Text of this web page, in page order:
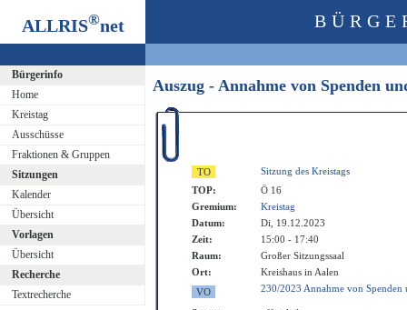
ALLRIS®net
Bürgerinfo
Home
Kreistag
Ausschüsse
Fraktionen & Gruppen
Sitzungen
Kalender
Übersicht
Vorlagen
Übersicht
Recherche
Textrecherche
Auszug - Annahme von Spenden
Sitzung des Kreistags
TOP:
Ö 16
Gremium:
Kreistag
Datum:
Di, 19.12.2023
Zeit:
15:00 - 17:40
Raum:
Großer Sitzungssaal
Ort:
Kreishaus in Aalen
230/2023 Annahme von Spenden